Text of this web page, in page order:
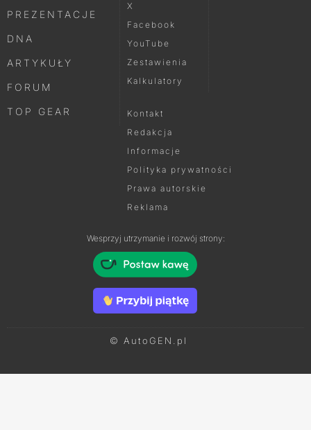
PREZENTACJE
DNA
ARTYKUŁY
FORUM
TOP GEAR
X
Facebook
YouTube
Zestawienia
Kalkulatory
Kontakt
Redakcja
Informacje
Polityka prywatności
Prawa autorskie
Reklama
Wesprzyj utrzymanie i rozwój strony:
© AutoGEN.pl